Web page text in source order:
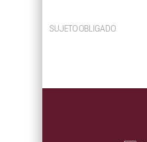
SUJETO OBLIGADO